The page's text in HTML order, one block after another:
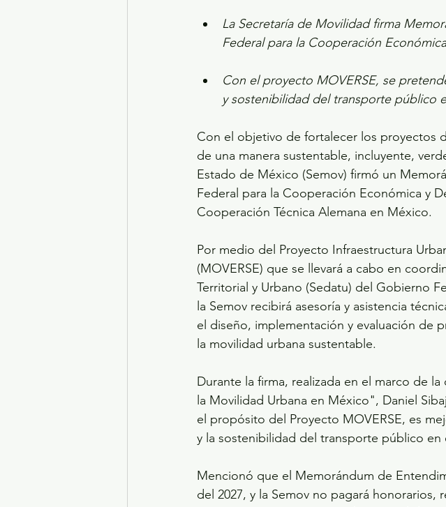
La Secretaría de Movilidad firma
Federal para la Cooperación
Con el proyecto MOVERSE, se
y sostenibilidad del transporte público
Con el objetivo de fortalecer los proyectos
de una manera sustentable, incluyente,
Estado de México (Semov) firmó un
Federal para la Cooperación Económica y
Cooperación Técnica Alemana en México.
Por medio del Proyecto Infraestructura
(MOVERSE) que se llevará a cabo en
Territorial y Urbano (Sedatu) del Gobierno
la Semov recibirá asesoría y asistencia
el diseño, implementación y evaluación de
la movilidad urbana sustentable.
Durante la firma, realizada en el marco de
la Movilidad Urbana en México", Daniel
el propósito del Proyecto MOVERSE, es
y la sostenibilidad del transporte público en
Mencionó que el Memorándum de
del 2027, y la Semov no pagará